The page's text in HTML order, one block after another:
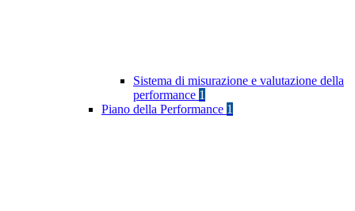
Sistema di misurazione e valutazione della
performance 1
Piano della Performance 1